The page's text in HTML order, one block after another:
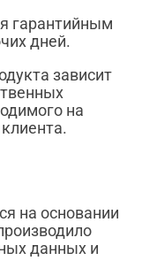
гарантийным
дней.
зависит
на
на основании
данных и